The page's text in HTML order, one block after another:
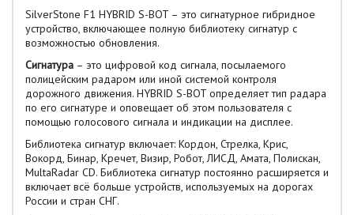
SilverStone F1 HYBRID S-BOT – это сигнатурное гибридное
устройство, включающее полную библиотеку сигнатур с
возможностью обновления.
Сигнатура – это цифровой код сигнала, посылаемого
полицейским радаром или иной системой контроля
дорожного движения. HYBRID S-BOT определяет тип радара
по его сигнатуре и оповещает об этом пользователя с
помощью голосового сигнала и индикации на дисплее.
Библиотека сигнатур включает: Кордон, Стрелка, Крис,
Вокорд, Бинар, Кречет, Визир, Робот, ЛИСД, Амата, Полискан,
MultaRadar CD. Библиотека сигнатур постоянно расширяется и
включает всё больше устройств, используемых на дорогах
России и стран СНГ.